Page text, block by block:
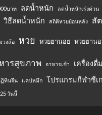
บาท ลดน้ำหนัก ลดน้ำหนักเร่งด่วน
วิธีลดน้ำหนัก สถิติหวยย้อนหลัง สั
วงล้อ หวย หวยฮานอย หวยฮาน
ารสุขภาพ อาหารเช้า เครื่องดื่ม
ฏิทินจีน แคปหมึก โปรแกรมกีฬาซีเ
วันนี้